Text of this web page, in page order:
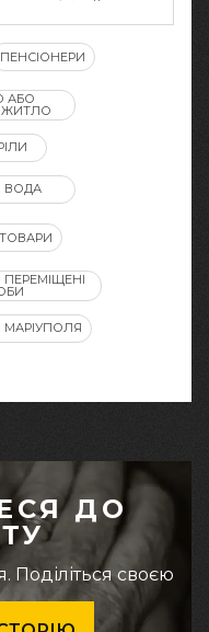
ПЕНСІОНЕРИ
АБО
ВОДА
МАРІУПОЛЯ
ДО
Поділіться своєю